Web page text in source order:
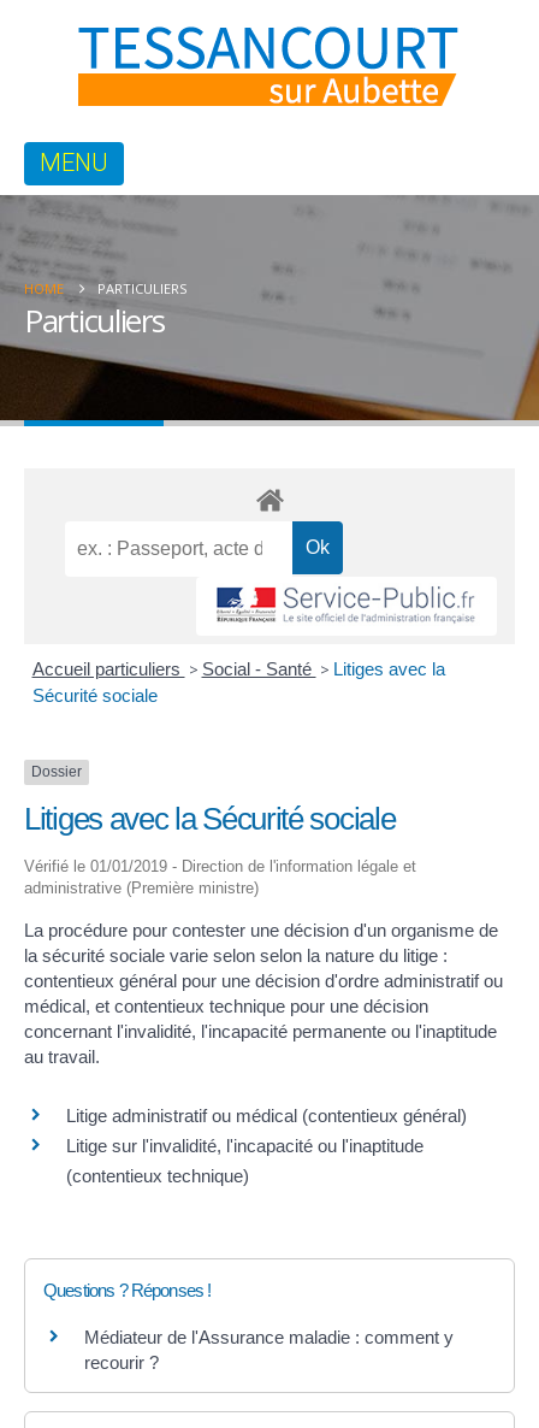
HOME PARTICULIERS
Particuliers
Accueil particuliers > Social - Santé > Litiges avec la
Sécurité sociale
Dossier
Litiges avec la Sécurité sociale
Vérifié le 01/01/2019 - Direction de l'information légale et
administrative (Première ministre)
La procédure pour contester une décision d'un organisme de
la sécurité sociale varie selon selon la nature du litige :
contentieux général pour une décision d'ordre administratif ou
médical, et contentieux technique pour une décision
concernant l'invalidité, l'incapacité permanente ou l'inaptitude
au travail.
Litige administratif ou médical (contentieux général)
Litige sur l'invalidité, l'incapacité ou l'inaptitude
(contentieux technique)
Questions ? Réponses !
Médiateur de l'Assurance maladie : comment y
recourir ?